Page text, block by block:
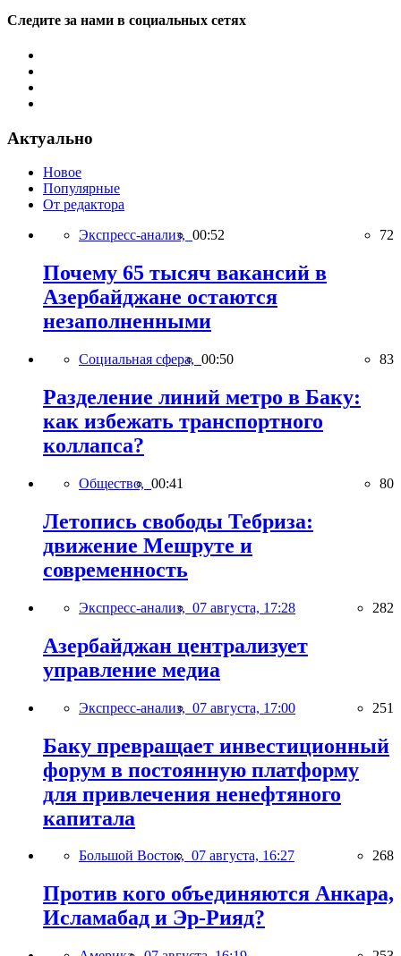
Следите за нами в социальных сетях
Актуально
Новое
Популярные
От редактора
Экспресс-анализ, 00:52 72
Почему 65 тысяч вакансий в
Азербайджане остаются
незаполненными
Социальная сфера, 00:50 83
Разделение линий метро в Баку:
как избежать транспортного
коллапса?
Общество, 00:41 80
Летопись свободы Тебриза:
движение Мешруте и
современность
Экспресс-анализ, 07 августа, 17:28 282
Азербайджан централизует
управление медиа
Экспресс-анализ, 07 августа, 17:00 251
Баку превращает инвестиционный
форум в постоянную платформу
для привлечения ненефтяного
капитала
Большой Восток, 07 августа, 16:27 268
Против кого объединяются Анкара,
Исламабад и Эр-Рияд?